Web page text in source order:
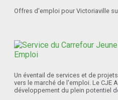
Offres d'emploi pour Victoriaville
Un éventail de services et de
vers le marché de l'emploi. Le CJE
développement du plein potentiel